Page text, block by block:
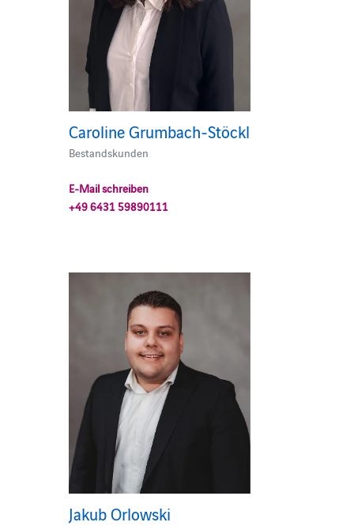
Caroline Grumbach-Stöckl
Bestandskunden
E-Mail schreiben
+49 6431 59890111
Jakub Orlowski